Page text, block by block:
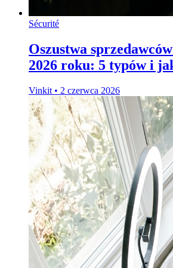
Sécurité
Oszustwa
2026 roku: 5 typów i
Vinkit • 2 czerwca 2026